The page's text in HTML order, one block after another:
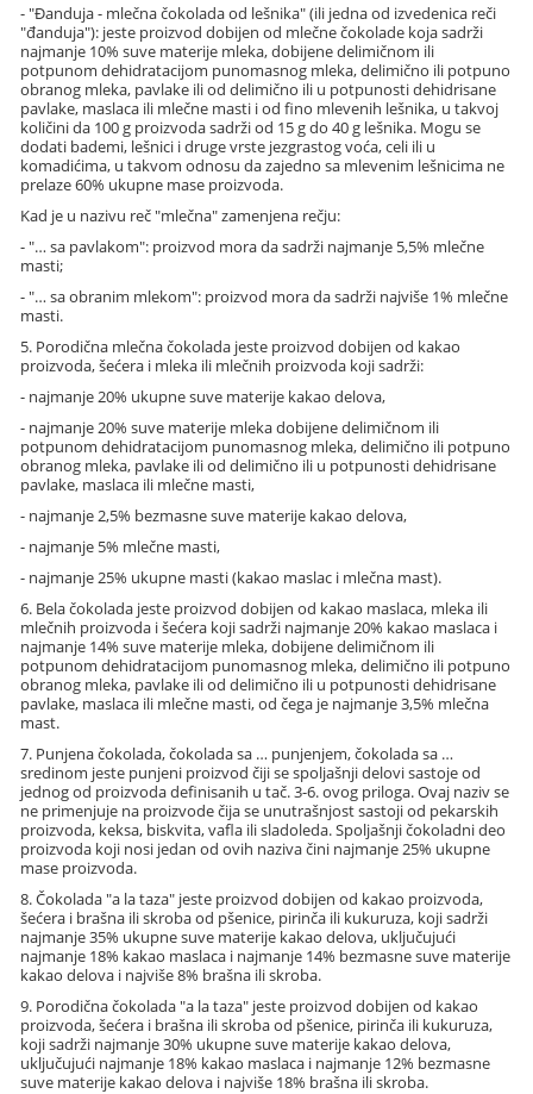
- "Đanduja - mlečna čokolada od lešnika" (ili jedna od izvedenica reči
"đanduja"): jeste proizvod dobijen od mlečne čokolade koja sadrži
najmanje 10% suve materije mleka, dobijene delimičnom ili
potpunom dehidratacijom punomasnog mleka, delimično ili potpuno
obranog mleka, pavlake ili od delimično ili u potpunosti dehidrisane
pavlake, maslaca ili mlečne masti i od fino mlevenih lešnika, u takvoj
količini da 100 g proizvoda sadrži od 15 g do 40 g lešnika. Mogu se
dodati bademi, lešnici i druge vrste jezgrastog voća, celi ili u
komadićima, u takvom odnosu da zajedno sa mlevenim lešnicima ne
prelaze 60% ukupne mase proizvoda.
Kad je u nazivu reč "mlečna" zamenjena rečju:
- "… sa pavlakom": proizvod mora da sadrži najmanje 5,5% mlečne
masti;
- "… sa obranim mlekom": proizvod mora da sadrži najviše 1% mlečne
masti.
5. Porodična mlečna čokolada jeste proizvod dobijen od kakao
proizvoda, šećera i mleka ili mlečnih proizvoda koji sadrži:
- najmanje 20% ukupne suve materije kakao delova,
- najmanje 20% suve materije mleka dobijene delimičnom ili
potpunom dehidratacijom punomasnog mleka, delimično ili potpuno
obranog mleka, pavlake ili od delimično ili u potpunosti dehidrisane
pavlake, maslaca ili mlečne masti,
- najmanje 2,5% bezmasne suve materije kakao delova,
- najmanje 5% mlečne masti,
- najmanje 25% ukupne masti (kakao maslac i mlečna mast).
6. Bela čokolada jeste proizvod dobijen od kakao maslaca, mleka ili
mlečnih proizvoda i šećera koji sadrži najmanje 20% kakao maslaca i
najmanje 14% suve materije mleka, dobijene delimičnom ili
potpunom dehidratacijom punomasnog mleka, delimično ili potpuno
obranog mleka, pavlake ili od delimično ili u potpunosti dehidrisane
pavlake, maslaca ili mlečne masti, od čega je najmanje 3,5% mlečna
mast.
7. Punjena čokolada, čokolada sa … punjenjem, čokolada sa …
sredinom jeste punjeni proizvod čiji se spoljašnji delovi sastoje od
jednog od proizvoda definisanih u tač. 3-6. ovog priloga. Ovaj naziv se
ne primenjuje na proizvode čija se unutrašnjost sastoji od pekarskih
proizvoda, keksa, biskvita, vafla ili sladoleda. Spoljašnji čokoladni deo
proizvoda koji nosi jedan od ovih naziva čini najmanje 25% ukupne
mase proizvoda.
8. Čokolada "a la taza" jeste proizvod dobijen od kakao proizvoda,
šećera i brašna ili skroba od pšenice, pirinča ili kukuruza, koji sadrži
najmanje 35% ukupne suve materije kakao delova, uključujući
najmanje 18% kakao maslaca i najmanje 14% bezmasne suve materije
kakao delova i najviše 8% brašna ili skroba.
9. Porodična čokolada "a la taza" jeste proizvod dobijen od kakao
proizvoda, šećera i brašna ili skroba od pšenice, pirinča ili kukuruza,
koji sadrži najmanje 30% ukupne suve materije kakao delova,
uključujući najmanje 18% kakao maslaca i najmanje 12% bezmasne
suve materije kakao delova i najviše 18% brašna ili skroba.